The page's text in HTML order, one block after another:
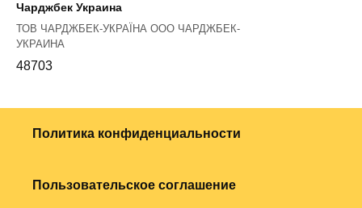
Чарджбек Украина
ТОВ ЧАРДЖБЕК-УКРАЇНА ООО ЧАРДЖБЕК-
УКРАИНА
48703
Политика конфиденциальности
Пользовательское соглашение